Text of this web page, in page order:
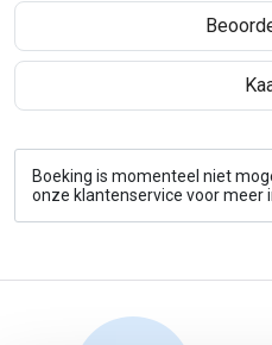
Boeking is momenteel niet
onze klantenservice voor meer